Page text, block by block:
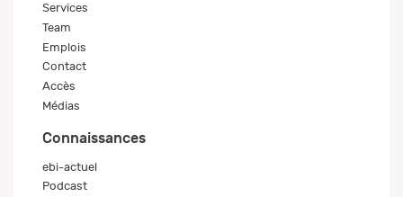
Services
Team
Emplois
Contact
Accès
Médias
Connaissances
ebi-actuel
Podcast